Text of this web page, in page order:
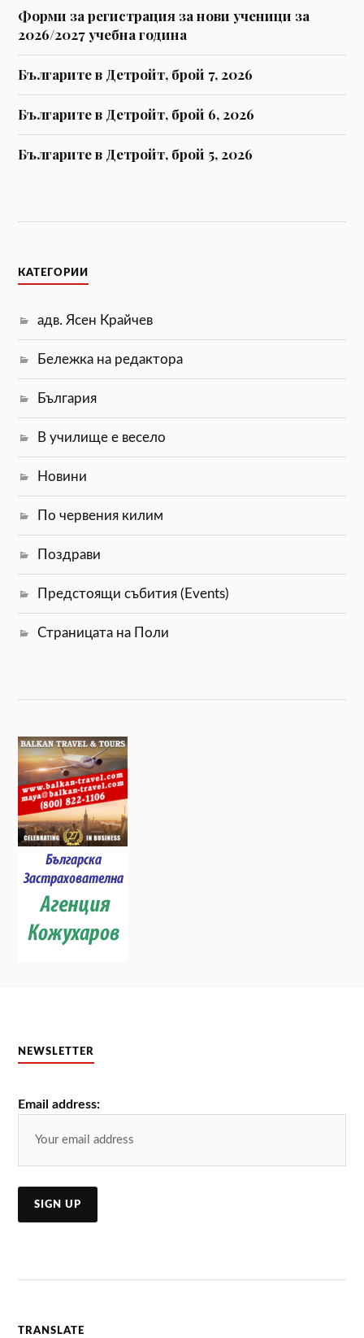
Форми за регистрaция за нови ученици за
2026/2027 учебна година
Българите в Детройт, брой 7, 2026
Българите в Детройт, брой 6, 2026
Българите в Детройт, брой 5, 2026
КАТЕГОРИИ
адв. Ясен Крайчев
Бележка на редактора
България
В училище е весело
Новини
По червения килим
Поздрави
Предстоящи събития (Events)
Страницата на Поли
NEWSLETTER
Email address:
TRANSLATE